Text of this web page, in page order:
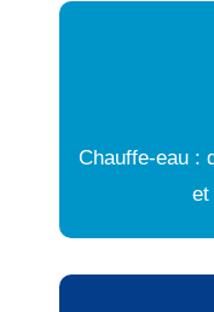
Chauffe-eau :
et